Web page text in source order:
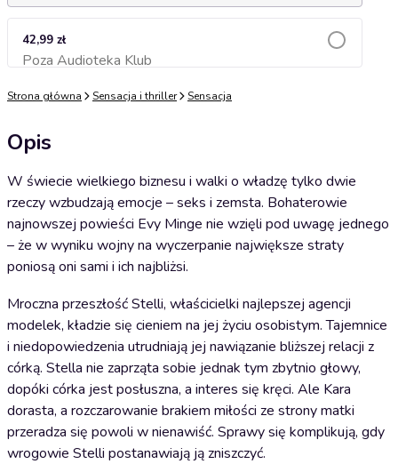
42,99 zł
Poza Audioteka KlubDodaj do koszyka
Strona główna Sensacja i thriller Sensacja
Opis
W świecie wielkiego biznesu i walki o władzę tylko dwie
rzeczy wzbudzają emocje – seks i zemsta. Bohaterowie
najnowszej powieści Evy Minge nie wzięli pod uwagę jednego
– że w wyniku wojny na wyczerpanie największe straty
poniosą oni sami i ich najbliżsi.
Mroczna przeszłość Stelli, właścicielki najlepszej agencji
modelek, kładzie się cieniem na jej życiu osobistym. Tajemnice
i niedopowiedzenia utrudniają jej nawiązanie bliższej relacji z
córką. Stella nie zaprząta sobie jednak tym zbytnio głowy,
dopóki córka jest posłuszna, a interes się kręci. Ale Kara
dorasta, a rozczarowanie brakiem miłości ze strony matki
przeradza się powoli w nienawiść. Sprawy się komplikują, gdy
wrogowie Stelli postanawiają ją zniszczyć.